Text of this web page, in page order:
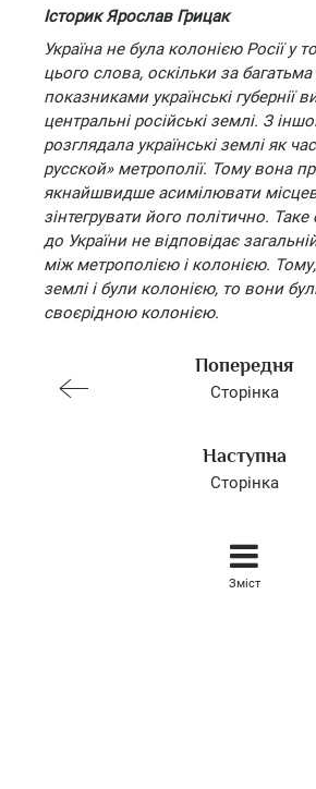
Історик Ярослав Грицак
Україна не була колонією Росії у
цього слова, оскільки за
показниками українські губернії
центральні російські землі. З
розглядала українські землі як
русской» метрополії. Тому вона
якнайшвидше асимілювати
зінтегрувати його політично. Таке
до України не відповідає
між метрополією і колонією.
землі і були колонією, то вони
своєрідною колонією.
Попередня
Сторінка
Наступна
Сторінка
Зміст